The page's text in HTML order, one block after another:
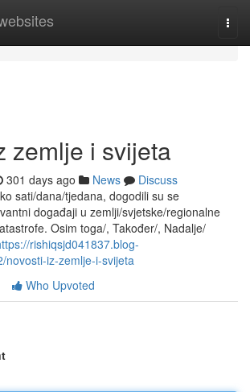
zemlje i svijeta
301 days ago News
Discuss
sati/dana/tjedana, dogodili su se
događaji u zemlji/svjetske/regionalne
Osim toga/, Također/, Nadalje/
rishiqsjd041837.blog-
novosti-iz-zemlje-i-svijeta
Who Upvoted